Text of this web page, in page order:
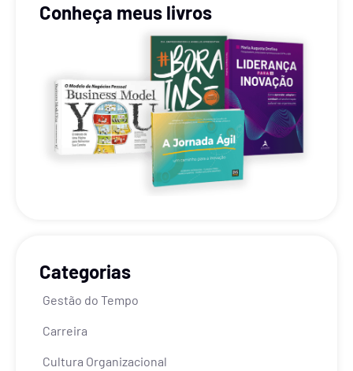
Conheça meus livros
Categorias
Gestão do Tempo
Carreira
Cultura Organizacional